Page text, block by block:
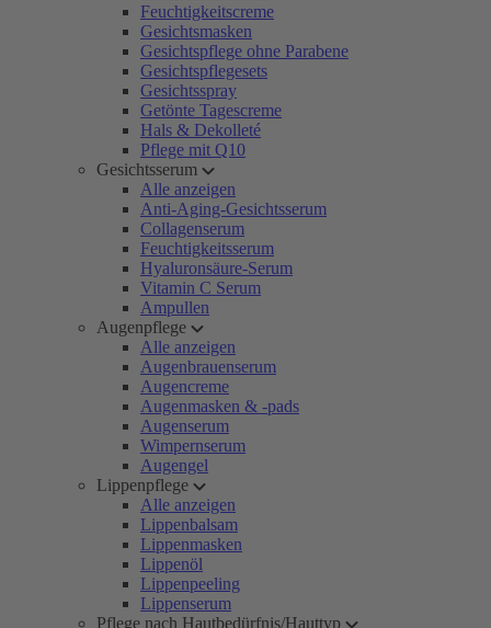
Feuchtigkeitscreme
Gesichtsmasken
Gesichtspflege ohne Parabene
Gesichtspflegesets
Gesichtsspray
Getönte Tagescreme
Hals & Dekolleté
Pflege mit Q10
Gesichtsserum
Alle anzeigen
Anti-Aging-Gesichtsserum
Collagenserum
Feuchtigkeitsserum
Hyaluronsäure-Serum
Vitamin C Serum
Ampullen
Augenpflege
Alle anzeigen
Augenbrauenserum
Augencreme
Augenmasken & -pads
Augenserum
Wimpernserum
Augengel
Lippenpflege
Alle anzeigen
Lippenbalsam
Lippenmasken
Lippenöl
Lippenpeeling
Lippenserum
Pflege nach Hautbedürfnis/Hauttyp